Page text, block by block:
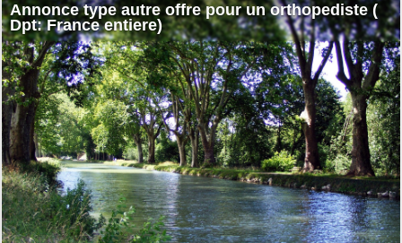
Annonce type autre offre pour un orthopediste (
Dpt: France entiere)